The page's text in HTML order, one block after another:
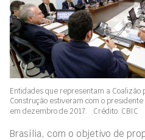
Entidades que representam a Coalizão
Construção estiveram com o
em dezembro de 2017. Crédito: CBIC
Brasília, com o objetivo de